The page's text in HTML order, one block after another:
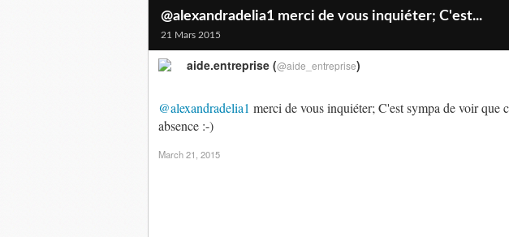
@alexandradelia1 merci de vous inquiéter; C'est...
21 Mars 2015
@alexandradelia1 merci de vous inquiéter; C'est sympa de voir que
absence :-)
aide.entreprise (@aide_entreprise)
March 21, 2015